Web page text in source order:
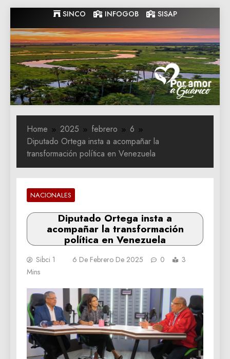
to
content
SINCO INFOGOB SISAP
Gobernacion
de Guarico
Gobernacion de Guarico
Home 2025 febrero
6
Diputado Ortega insta a acompañar la
transformación política en Venezuela
NACIONALES
Diputado Ortega insta a
acompañar la transformación
política en Venezuela
Sibci 1 6 De Febrero De 2025 0
3
Mins